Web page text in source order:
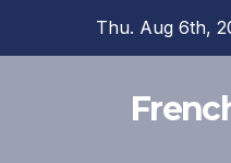
Thu. Aug 6th,